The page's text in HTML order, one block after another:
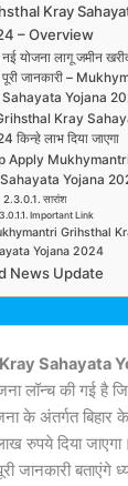
Kray
– Overview
नई योजना लागू जमीन
पूरी जानकारी –
Yojana
Kray
किन्हे लाभ दिया जाएगा
Apply Mukhymantri
Yojana
सारांश
Important Link
Grihsthal
Yojana 2024
News Update
Sahayata
लॉन्च की गई है
के अंतर्गत बिहार के
रुपये दिया
जानकारी बताएंगे